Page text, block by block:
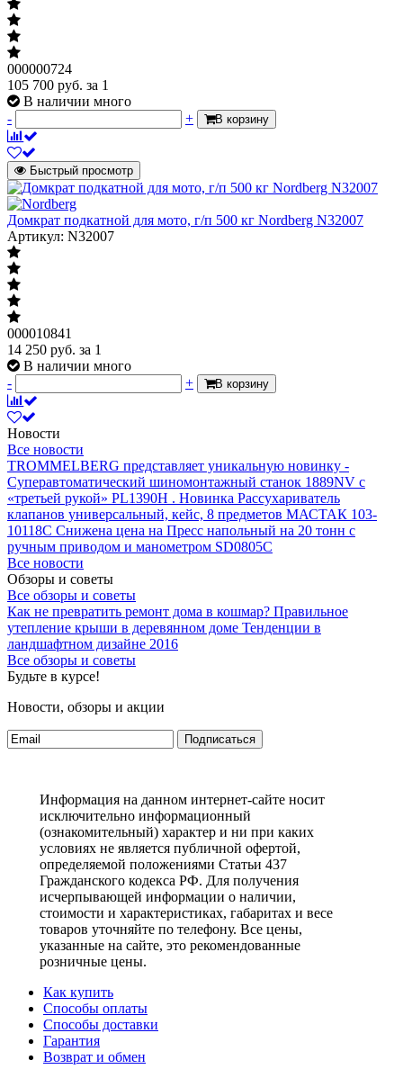
000000724
105 700 руб. за 1
В наличии много
-
+ В корзину
Быстрый просмотр
Домкрат подкатной для мото, г/п 500 кг Nordberg N32007
Артикул: N32007
000010841
14 250 руб. за 1
В наличии много
-
+ В корзину
Новости
Все новости
TROMMELBERG представляет уникальную новинку -
Суперавтоматический шиномонтажный станок 1889NV с
«третьей рукой» PL1390H . Новинка Рассухариватель
клапанов универсальный, кейс, 8 предметов МАСТАК 103-
10118C Снижена цена на Пресс напольный на 20 тонн с
ручным приводом и манометром SD0805C
Все новости
Обзоры и советы
Все обзоры и советы
Как не превратить ремонт дома в кошмар? Правильное
утепление крыши в деревянном доме Тенденции в
ландшафтном дизайне 2016
Все обзоры и советы
Будьте в курсе!
Новости, обзоры и акции
Подписаться
Информация на данном интернет-сайте носит
исключительно информационный
(ознакомительный) характер и ни при каких
условиях не является публичной офертой,
определяемой положениями Статьи 437
Гражданского кодекса РФ. Для получения
исчерпывающей информации о наличии,
стоимости и характеристиках, габаритах и весе
товаров уточняйте по телефону. Все цены,
указанные на сайте, это рекомендованные
розничные цены.
Как купить
Способы оплаты
Способы доставки
Гарантия
Возврат и обмен